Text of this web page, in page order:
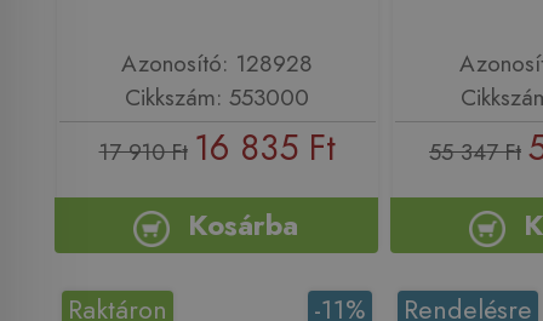
Azonosító: 128928
Cikkszám: 553000
17 910 Ft 16 835 Ft
Kosárba
55 347 Ft
-11%
Raktáron Rendelésre